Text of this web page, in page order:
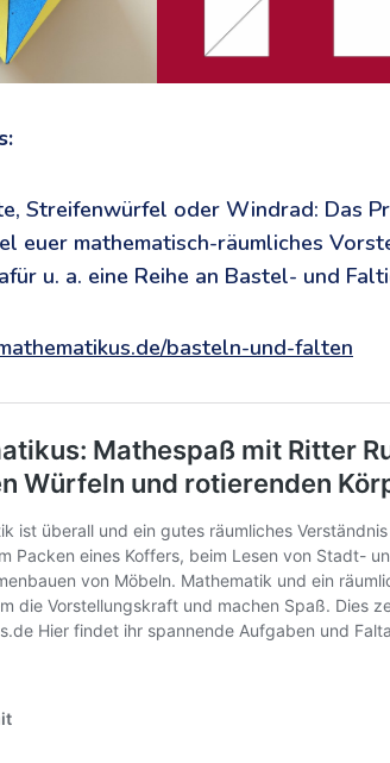
Streifenwürfel oder Windrad: Das
euer mathematisch-räumliches
u. a. eine Reihe an Bastel- und
basteln-und-falten